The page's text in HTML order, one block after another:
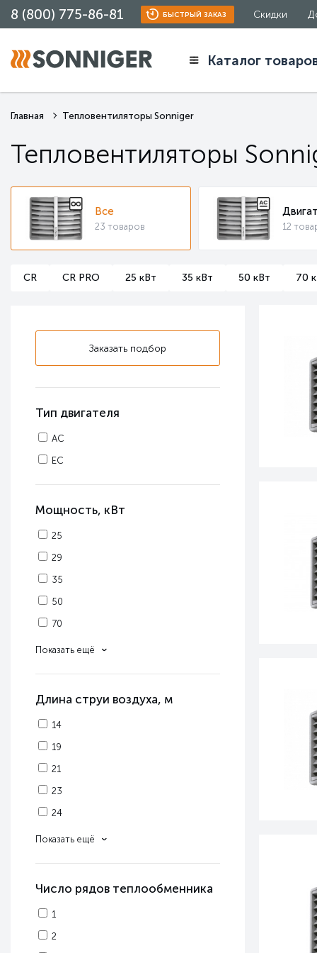
8 (800) 775-86-81 БЫСТРЫЙ ЗАКАЗ Скидки
Каталог
Главная Тепловентиляторы Sonniger
Тепловентиляторы
Все
23 товаров 12
CR CR PRO 25 кВт 35 кВт 50 кВт 70
Заказать подбор
Тип двигателя
AC
EC
Мощность, кВт
25
29
35
50
70
95
Показать ещё
Длина струи воздуха, м
14
19
21
23
24
25
Показать ещё
Число рядов теплообменника
1
2